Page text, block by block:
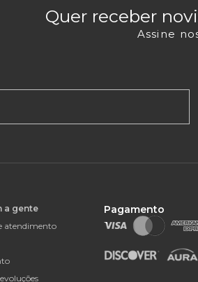
Quer receber
Assine
a gente
atendimento
Pagamento